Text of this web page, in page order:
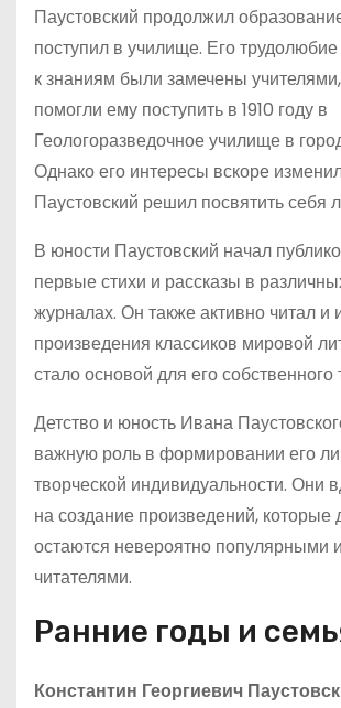
Паустовский продолжил
поступил в училище. Его
к знаниям были замечены
помогли ему поступить в 1910 году в
Геологоразведочное училище в
Однако его интересы вскоре
Паустовский решил посвятить себя
В юности Паустовский начал
первые стихи и рассказы в
журналах. Он также активно читал и
произведения классиков мировой
стало основой для его собственного
Детство и юность Ивана
важную роль в формировании его
творческой индивидуальности. Они
на создание произведений, которые
остаются невероятно
читателями.
Ранние годы и
Константин Георгиевич